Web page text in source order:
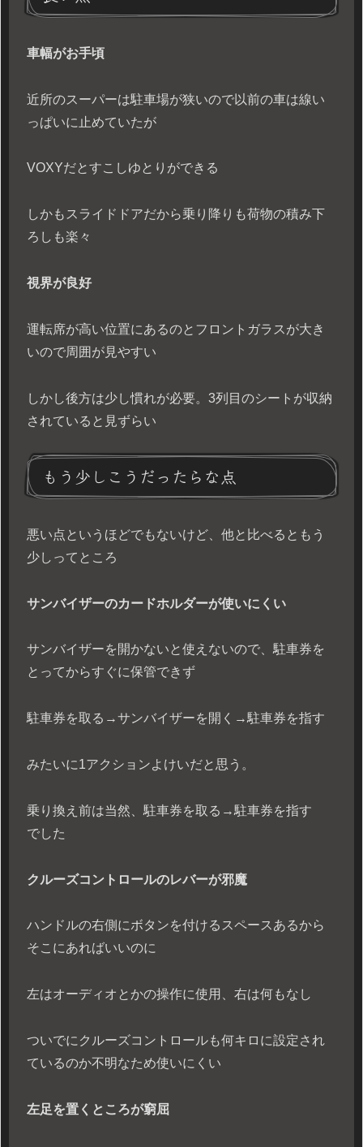
車幅がお手頃
近所のスーパーは駐車場が狭いので以前の車は線い
っぱいに止めていたが
VOXYだとすこしゆとりができる
しかもスライドドアだから乗り降りも荷物の積み下
ろしも楽々
視界が良好
運転席が高い位置にあるのとフロントガラスが大き
いので周囲が見やすい
しかし後方は少し慣れが必要。3列目のシートが収納
されていると見ずらい
もう少しこうだったらな点
悪い点というほどでもないけど、他と比べるともう
少しってところ
サンバイザーのカードホルダーが使いにくい
サンバイザーを開かないと使えないので、駐車券を
とってからすぐに保管できず
駐車券を取る→サンバイザーを開く→駐車券を指す
みたいに1アクションよけいだと思う。
乗り換え前は当然、駐車券を取る→駐車券を指す
でした
クルーズコントロールのレバーが邪魔
ハンドルの右側にボタンを付けるスペースあるから
そこにあればいいのに
左はオーディオとかの操作に使用、右は何もなし
ついでにクルーズコントロールも何キロに設定され
ているのか不明なため使いにくい
左足を置くところが窮屈